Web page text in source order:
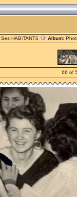
Ses HABITANTS Album:
66 of